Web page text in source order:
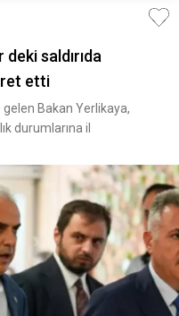
saldırıda
etti
Bakan Yerlikaya,
durumlarına il